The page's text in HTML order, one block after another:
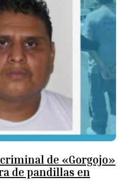
de «Gorgojo»
de pandillas en